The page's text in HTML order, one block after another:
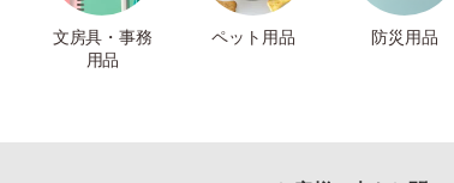
文房具・事務
用品
ペット用品 防災用品